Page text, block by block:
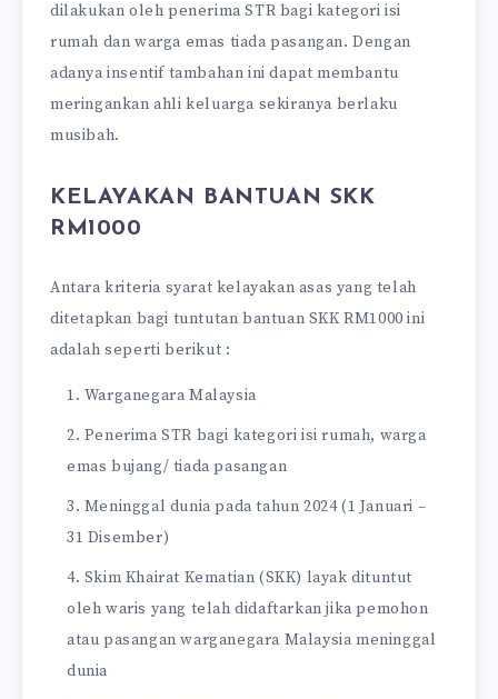
dilakukan oleh penerima STR bagi kategori isi
rumah dan warga emas tiada pasangan. Dengan
adanya insentif tambahan ini dapat membantu
meringankan ahli keluarga sekiranya berlaku
musibah.
KELAYAKAN BANTUAN SKK
RM1000
Antara kriteria syarat kelayakan asas yang telah
ditetapkan bagi tuntutan bantuan SKK RM1000 ini
adalah seperti berikut :
Warganegara Malaysia
Penerima STR bagi kategori isi rumah, warga
emas bujang/ tiada pasangan
Meninggal dunia pada tahun 2024 (1 Januari –
31 Disember)
Skim Khairat Kematian (SKK) layak dituntut
oleh waris yang telah didaftarkan jika pemohon
atau pasangan warganegara Malaysia meninggal
dunia